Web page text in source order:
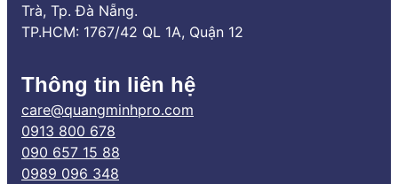
Trà, Tp. Đà Nẵng.
TP.HCM: 1767/42 QL 1A, Quận 12
Thông tin liên hệ
care@quangminhpro.com
0913 800 678
090 657 15 88
0989 096 348